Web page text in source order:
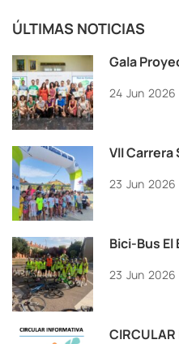
ÚLTIMAS NOTICIAS
Gala
24 Jun 2026
VII
23 Jun 2026
Bici-Bus
23 Jun 2026
CIRCULAR